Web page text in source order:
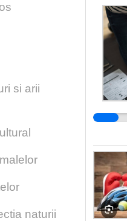
si arii
naturii